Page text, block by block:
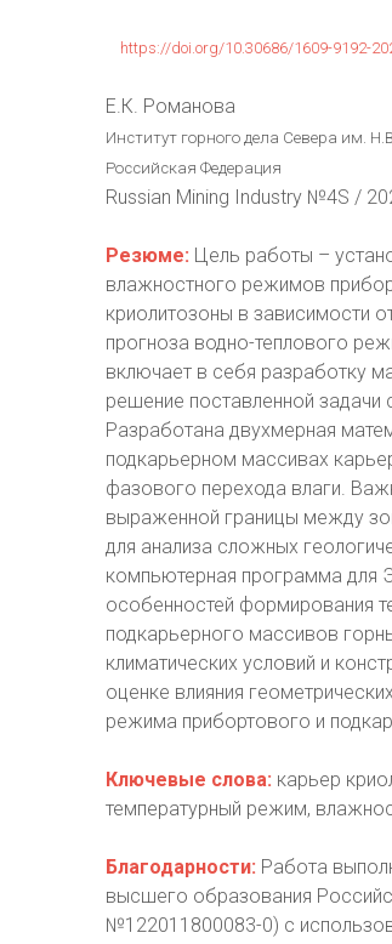
https://doi.org/10.30686/1609-9192-
Е.К. Романова
Институт горного дела Севера им.
Российская Федерация
Russian Mining Industry №4S /
Резюме: Цель работы –
влажностного режимов
криолитозоны в зависимости
прогноза водно-теплового
включает в себя разработку
решение поставленной
Разработана двухмерная
подкарьерном массивах
фазового перехода влаги.
выраженной границы между
для анализа сложных
компьютерная программа для
особенностей формирования
подкарьерного массивов
климатических условий и
оценке влияния
режима прибортового и
Ключевые слова: карьер
температурный режим,
Благодарности: Работа
высшего образования
№122011800083-0) с